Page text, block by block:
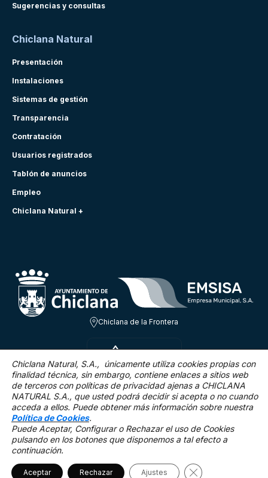
Sugerencias y consultas
Chiclana Natural
Presentación
Instalaciones
Sistemas de gestión
Transparencia
Contratación
Usuarios registrados
Tablón de anuncios
Empleo
Chiclana Natural +
Chiclana de la Frontera
VIE 7 AGO
31.3ºC
14.5 Km/h 0 %
©2025 Chiclana Natural
Mapa Web
Chiclana Natural, S.A., únicamente utiliza cookies propias con
finalidad técnica, sin embargo, contiene enlaces a sitios web
de terceros con políticas de privacidad ajenas a CHICLANA
NATURAL S.A., que usted podrá decidir si acepta o no cuando
acceda a ellos. Puede obtener más información sobre nuestra
Política de Cookies.
Puede Aceptar, Configurar o Rechazar el uso de Cookies
pulsando en los botones que disponemos a tal efecto a
continuación.
Aceptar Rechazar Ajustes Cerrar el banner